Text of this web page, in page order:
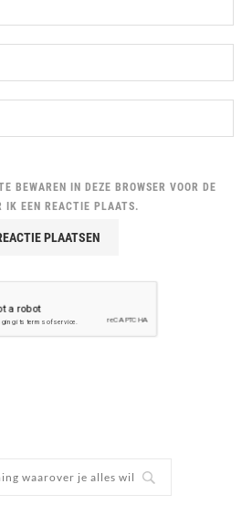
BEWAREN IN DEZE BROWSER VOOR DE
IK EEN REACTIE PLAATS.